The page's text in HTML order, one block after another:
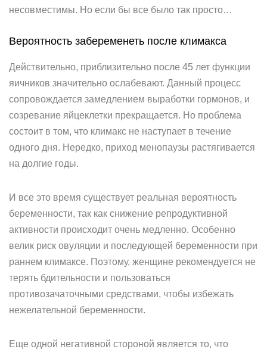
несовместимы. Но если бы все было так просто…
Вероятность забеременеть после климакса
Действительно, приблизительно после 45 лет функции
яичников значительно ослабевают. Данный процесс
сопровождается замедлением выработки гормонов, и
созревание яйцеклетки прекращается. Но проблема
состоит в том, что климакс не наступает в течение
одного дня. Нередко, приход менопаузы растягивается
на долгие годы.
И все это время существует реальная вероятность
беременности, так как снижение репродуктивной
активности происходит очень медленно. Особенно
велик риск овуляции и последующей беременности при
раннем климаксе. Поэтому, женщине рекомендуется не
терять бдительности и пользоваться
противозачаточными средствами, чтобы избежать
нежелательной беременности.
Еще одной негативной стороной является то, что